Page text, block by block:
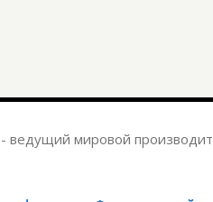
ведущий мировой